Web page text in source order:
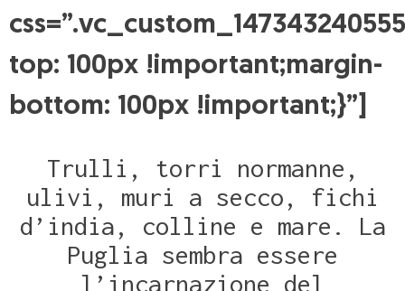
top: 100px !important;margin-
bottom: 100px !important;}”]
Trulli, torri normanne,
ulivi, muri a secco, fichi
d’india, colline e mare. La
Puglia sembra essere
l’incarnazione del